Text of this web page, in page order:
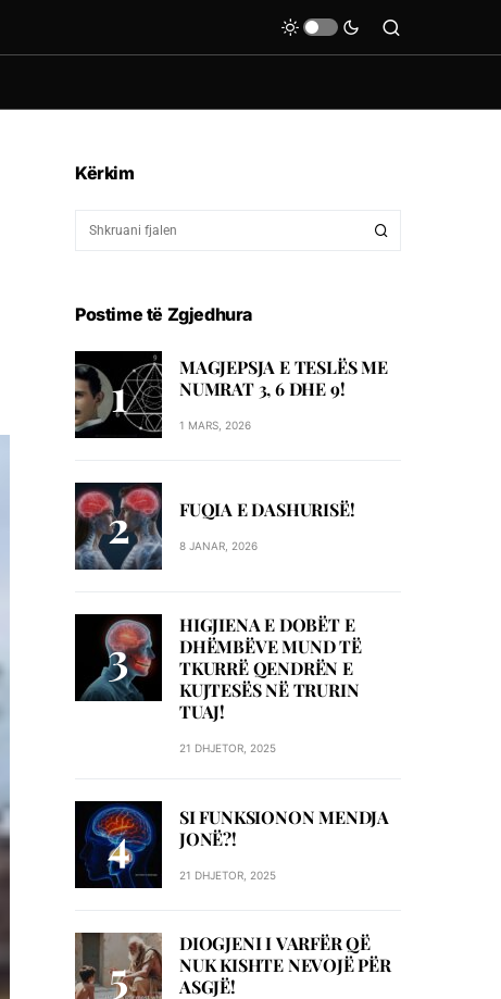
Kërkim
Postime të Zgjedhura
MAGJEPSJA E TESLËS ME
NUMRAT 3, 6 DHE 9!
1 MARS, 2026
FUQIA E DASHURISË!
8 JANAR, 2026
HIGJIENA E DOBËT E
DHËMBËVE MUND TË
TKURRË QENDRËN E
KUJTESËS NË TRURIN
TUAJ!
21 DHJETOR, 2025
SI FUNKSIONON MENDJA
JONË?!
21 DHJETOR, 2025
DIOGJENI I VARFËR QË
NUK KISHTE NEVOJË PËR
ASGJË!